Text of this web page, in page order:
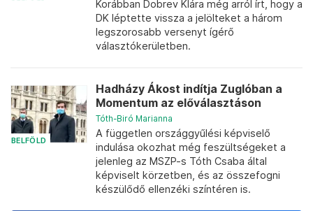
Korábban Dobrev Klára még arról írt, hogy a
DK léptette vissza a jelölteket a három
legszorosabb versenyt ígérő
választókerületben.
BELFÖLD
Hadházy Ákost indítja Zuglóban a
Momentum az előválasztáson
Tóth-Biró Marianna
A független országgyűlési képviselő
indulása okozhat még feszültségeket a
jelenleg az MSZP-s Tóth Csaba által
képviselt körzetben, és az összefogni
készülődő ellenzéki színtéren is.